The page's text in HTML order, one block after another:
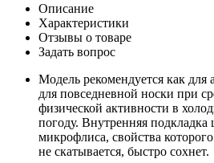
Описание
Характеристики
Отзывы о товаре
Задать вопрос
Модель рекомендуется как для
для повседневной носки при
физической активности в
погоду. Внутренняя
микрофлиса, свойства
не скатывается, быстро сохнет.